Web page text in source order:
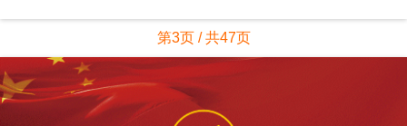
第3页 / 共47页